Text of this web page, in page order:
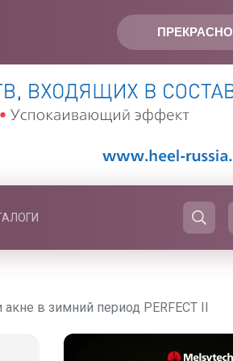
ПРЕКРАСНО
в зимний период PERFECT II